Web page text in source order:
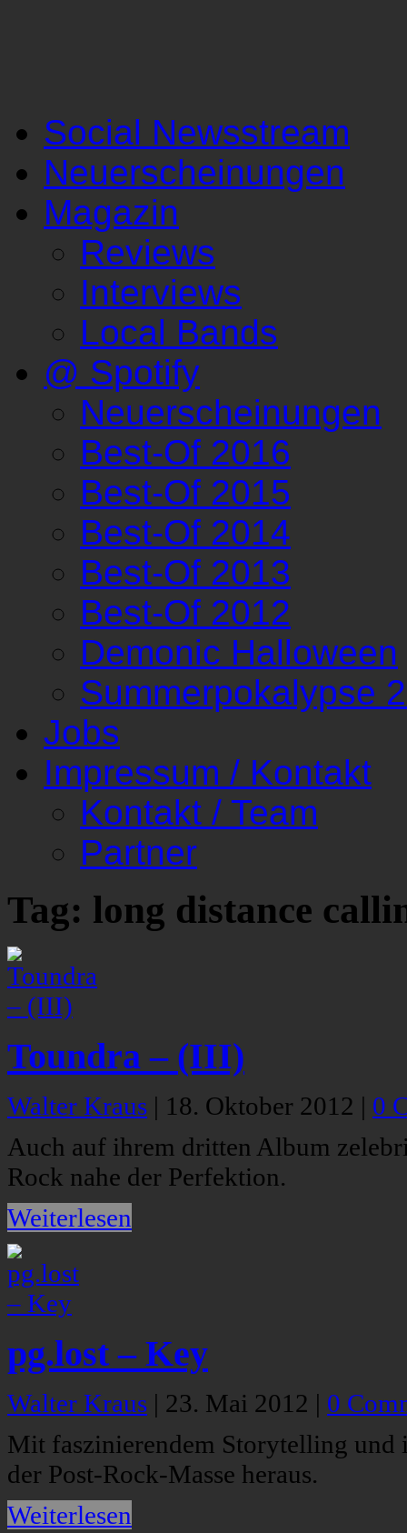
Social Newsstream
Neuerscheinungen
Magazin
Reviews
Interviews
Local Bands
@ Spotify
Neuerscheinungen
Best-Of 2016
Best-Of 2015
Best-Of 2014
Best-Of 2013
Best-Of 2012
Demonic Halloween
Summerpokalypse
Jobs
Impressum / Kontakt
Kontakt / Team
Partner
Tag: long distance
Toundra – (III)
Walter Kraus | 18. Oktober 2012 | 0
Auch auf ihrem dritten Album
Rock nahe der Perfektion.
Weiterlesen
pg.lost – Key
Walter Kraus | 23. Mai 2012 | 0
Mit faszinierendem Storytelling und
der Post-Rock-Masse heraus.
Weiterlesen